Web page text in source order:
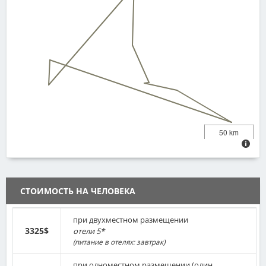
буйволов, леопардов и множество видов птиц.
После сафари возвращение в отель. Ужин и свободное время.
50 km
СТОИМОСТЬ НА ЧЕЛОВЕКА
3325$
при двухместном размещении
отели 5*
(питание в отелях: завтрак)